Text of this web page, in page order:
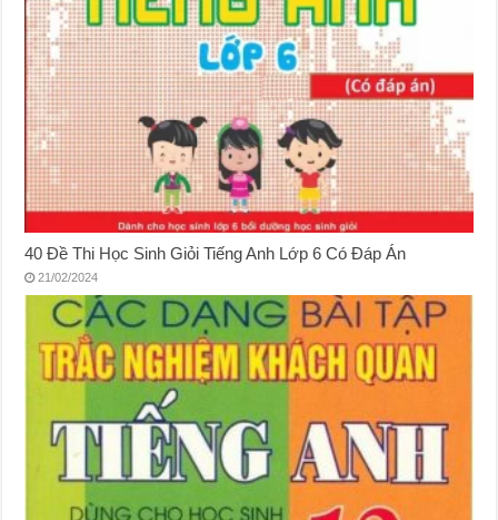
40 Đề Thi Học Sinh Giỏi Tiếng Anh Lớp 6 Có Đáp Án
21/02/2024